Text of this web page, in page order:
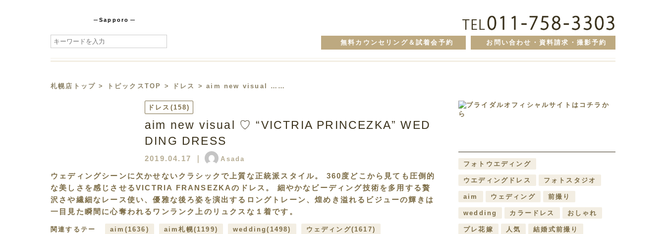
Sapporo
お問い合わせ・資料請求・撮影予約
無料カウンセリング＆試着会予約
札幌店トップ > トピックスTOP > ドレス > aim new visual ……
ドレス (158)
aim new visual ♡ “VICTRIA PRINCEZKA” WED
DING DRESS
2019.04.17 Asada
ウェディングシーンに欠かせないクラシックで上質な正統派スタイル。 360度どこから見ても圧倒的
な美しさを感じさせるVICTRIA FRANSEZKAのドレス。 細やかなビーディング技術を多用する贅
沢さや繊細なレース使い、優雅な後ろ姿を演出するロングトレーン、煌めき溢れるビジューの輝きは
一目見た瞬間に心奪われるワンランク上のリュクスな１着です。
関連するテー
aim (1636) aim札幌(1199) wedding(1498) ウェディング(1617)
フォトウエディング
ウエディングドレス フォトスタジオ
aim ウェディング 前撮り
wedding カラードレス おしゃれ
プレ花嫁 人気 結婚式前撮り